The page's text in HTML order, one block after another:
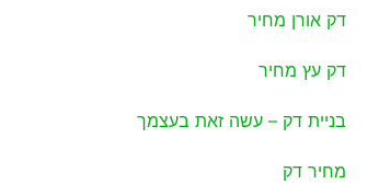
דק אורן מחיר
דק עץ מחיר
בניית דק – עשה זאת בעצמך
מחיר דק